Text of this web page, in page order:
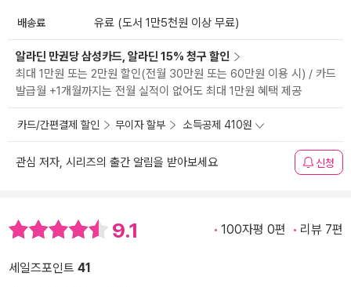
배송료 유료 (도서 1만5천원 이상 무료)
알라딘 만권당 삼성카드, 알라딘 15% 청구 할인
최대 1만원 또는 2만원 할인(전월 30만원 또는 60만원 이용 시) / 카드
발급월 +1개월까지는 전월 실적이 없어도 최대 1만원 혜택 제공
카드/간편결제 할인 무이자 할부 소득공제 410원
관심 저자, 시리즈의 출간 알림을 받아보세요 신청
9.1 100자평 0편 리뷰 7편
세일즈포인트 41